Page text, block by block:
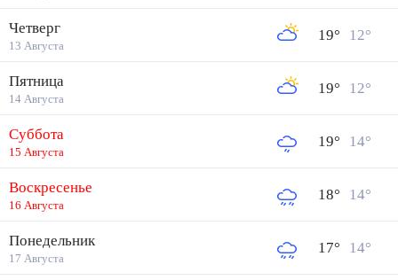
Четверг
13 Августа
19° 12°
Пятница
14 Августа
19° 12°
Суббота
15 Августа
19° 14°
Воскресенье
16 Августа
18° 14°
Понедельник
17 Августа
17° 14°